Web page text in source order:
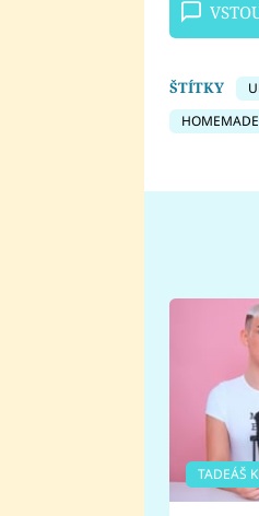
ŠTÍTKY
HOMEMADE
TADEÁŠ